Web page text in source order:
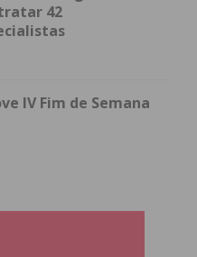
42
IV Fim de Semana